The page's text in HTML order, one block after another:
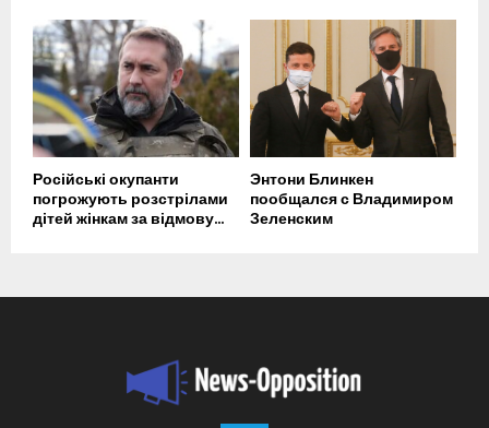
Російські окупанти
погрожують розстрілами
дітей жінкам за відмову...
Энтони Блинкен
пообщался с Владимиром
Зеленским